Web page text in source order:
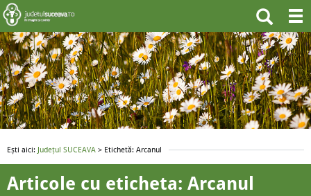
Ești aici: Județul SUCEAVA > Etichetă: Arcanul
Articole cu eticheta: Arcanul